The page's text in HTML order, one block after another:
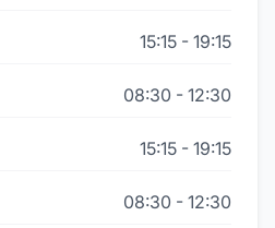
15:15 - 19:15
08:30 - 12:30
15:15 - 19:15
08:30 - 12:30